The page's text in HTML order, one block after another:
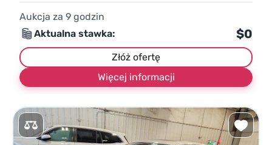
Aukcja za 9 godzin
Aktualna stawka:
$0
Złóż ofertę
Więcej informacji